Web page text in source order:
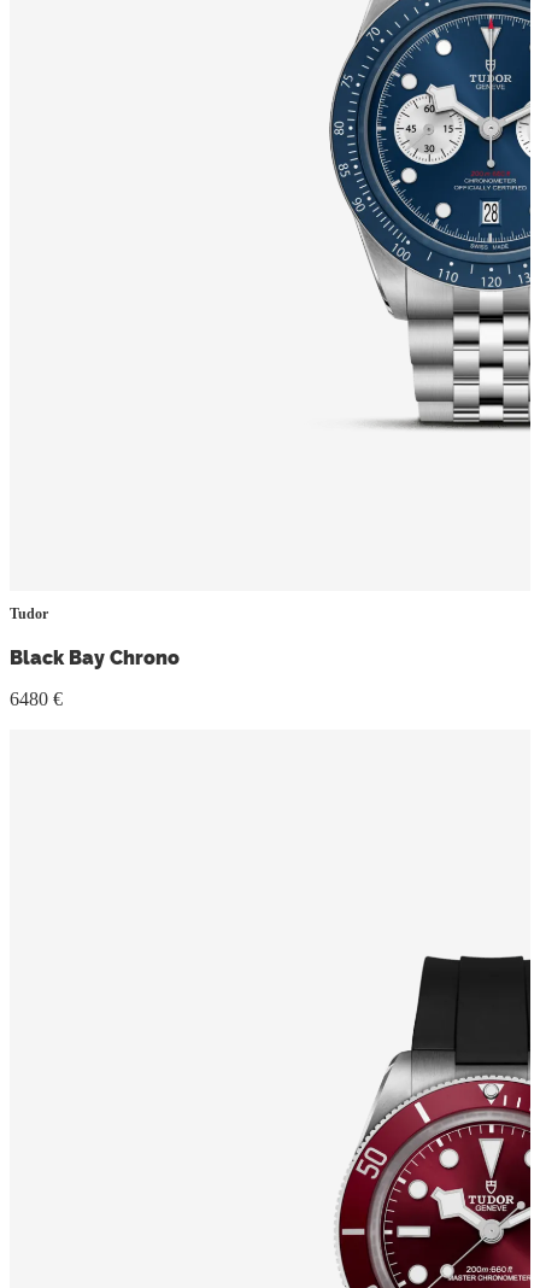
Tudor
Black Bay Chrono
6480 €